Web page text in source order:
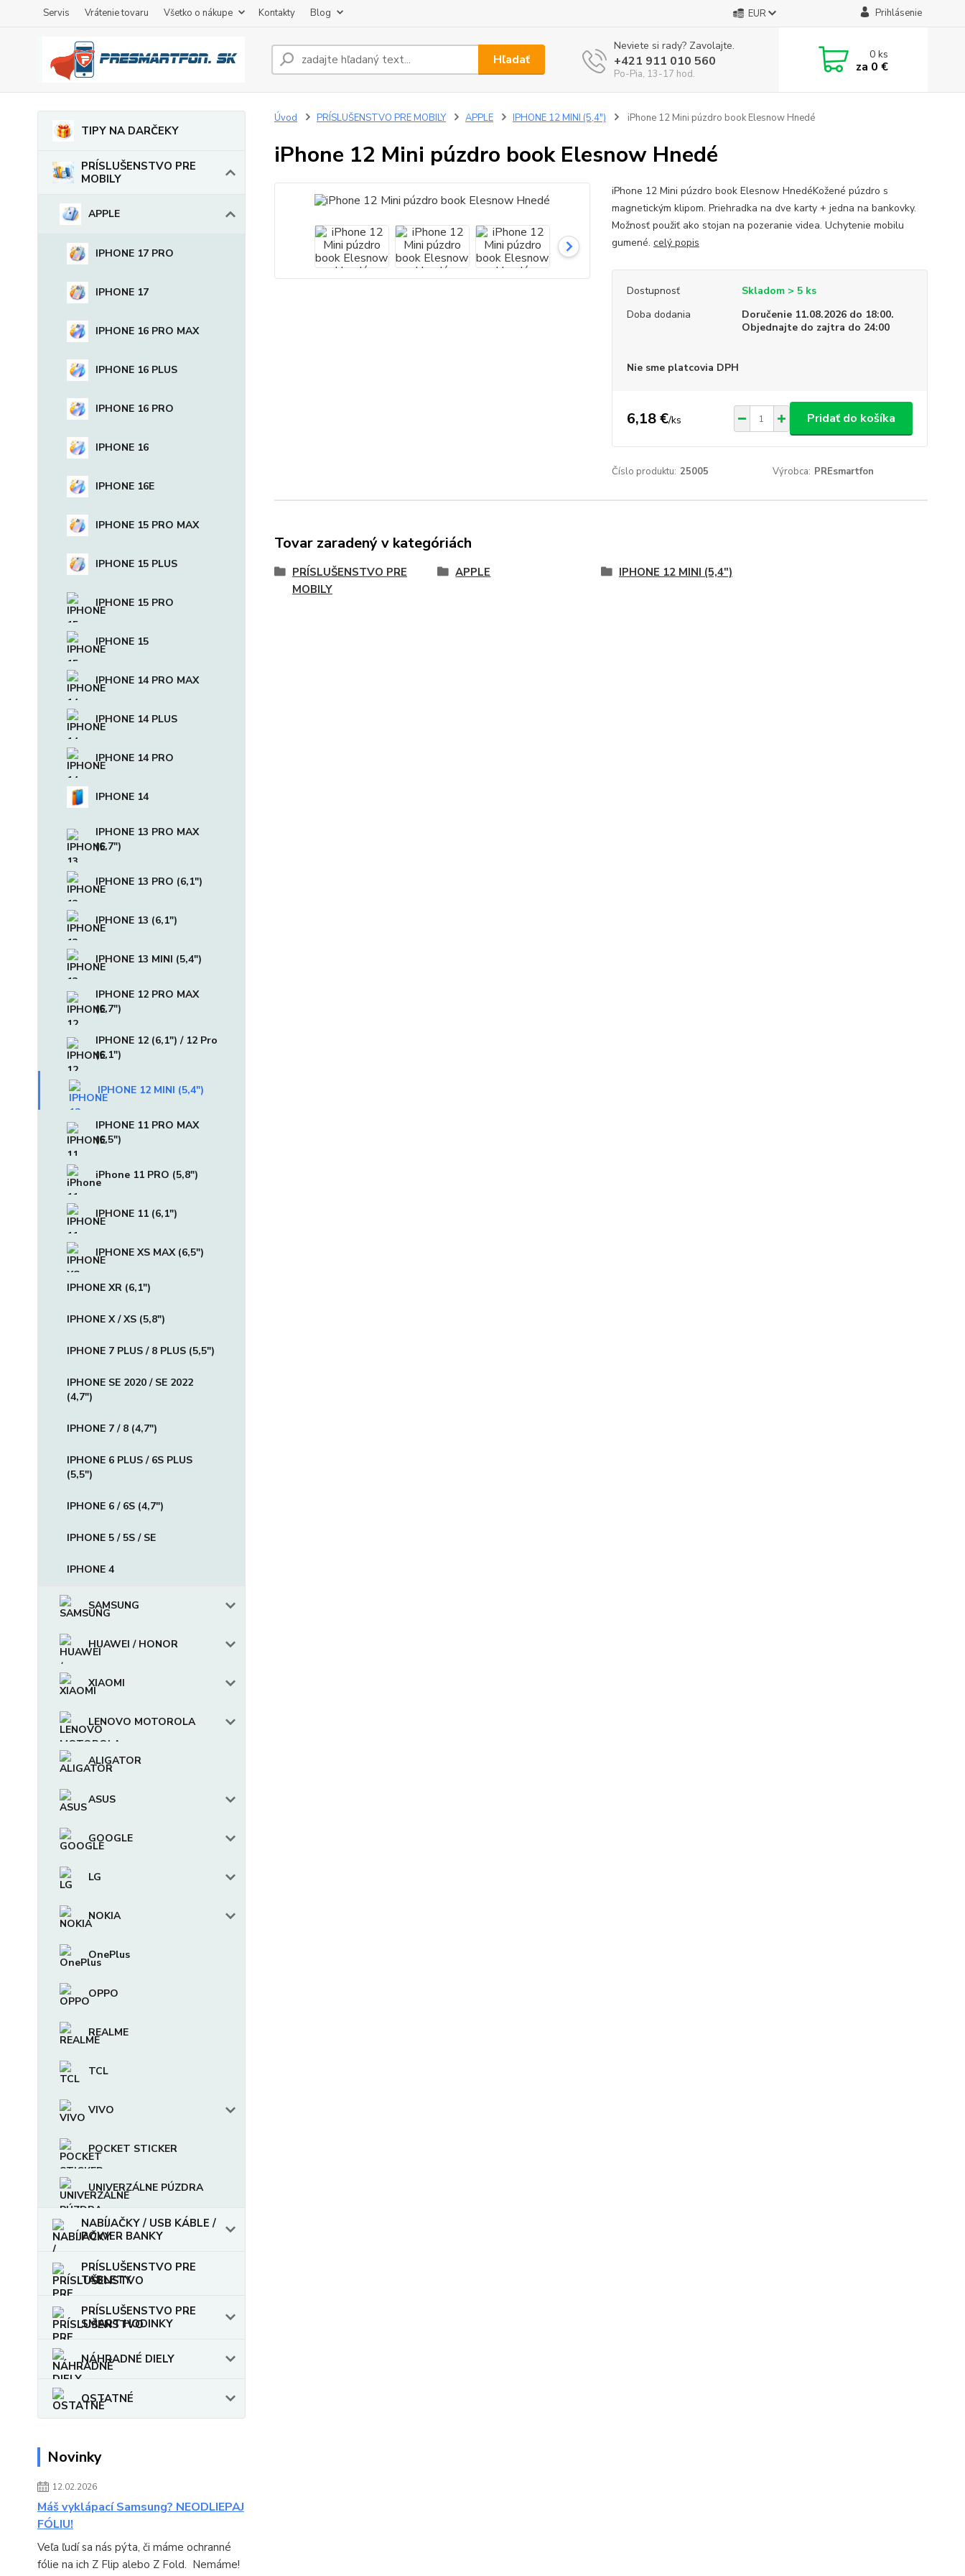
Servis Vrátenie tovaru Všetko o nákupe Kontakty Blog EUR Prihlásenie
Hľadať
Neviete si rady? Zavolajte.
+421 911 010 560
Po-Pia, 13-17 hod.
0ks
za 0 €
TIPY NA DARČEKY
PRÍSLUŠENSTVO PRE
MOBILY
APPLE
IPHONE 17 PRO
IPHONE 17
IPHONE 16 PRO MAX
IPHONE 16 PLUS
IPHONE 16 PRO
IPHONE 16
IPHONE 16E
IPHONE 15 PRO MAX
IPHONE 15 PLUS
IPHONE 15 PRO
IPHONE 15
IPHONE 14 PRO MAX
IPHONE 14 PLUS
IPHONE 14 PRO
IPHONE 14
IPHONE 13 PRO MAX
(6,7")
IPHONE 13 PRO (6,1")
IPHONE 13 (6,1")
IPHONE 13 MINI (5,4")
IPHONE 12 PRO MAX
(6,7")
IPHONE 12 (6,1") / 12 Pro
(6,1")
IPHONE 12 MINI (5,4")
IPHONE 11 PRO MAX
(6,5")
iPhone 11 PRO (5,8")
IPHONE 11 (6,1")
IPHONE XS MAX (6,5")
IPHONE XR (6,1")
IPHONE X / XS (5,8")
IPHONE 7 PLUS / 8 PLUS (5,5")
IPHONE SE 2020 / SE 2022
(4,7")
IPHONE 7 / 8 (4,7")
IPHONE 6 PLUS / 6S PLUS
(5,5")
IPHONE 6 / 6S (4,7")
IPHONE 5 / 5S / SE
IPHONE 4
SAMSUNG
HUAWEI / HONOR
XIAOMI
LENOVO MOTOROLA
ALIGATOR
ASUS
GOOGLE
LG
NOKIA
OnePlus
OPPO
REALME
TCL
VIVO
POCKET STICKER
UNIVERZÁLNE PÚZDRA
NABÍJAČKY / USB KÁBLE /
POWER BANKY
PRÍSLUŠENSTVO PRE
TABLETY
PRÍSLUŠENSTVO PRE
SMART HODINKY
NÁHRADNÉ DIELY
OSTATNÉ
Novinky
12.02.2026
Máš vyklápací Samsung? NEODLIEPAJ
FÓLIU!
Veľa ľudí sa nás pýta, či máme ochranné
fólie na ich Z Flip alebo Z Fold. Nemáme!
Úvod PRÍSLUŠENSTVO PRE MOBILY APPLE IPHONE 12 MINI (5,4") iPhone 12 Mini púzdro book Elesnow Hnedé
iPhone 12 Mini púzdro book Elesnow Hnedé
iPhone 12 Mini púzdro book Elesnow HnedéKožené púzdro s
magnetickým klipom. Priehradka na dve karty + jedna na bankovky.
Možnosť použiť ako stojan na pozeranie videa. Uchytenie mobilu
gumené. celý popis
Dostupnosť
Skladom > 5 ks
Doba dodania
Doručenie 11.08.2026 do 18:00.
Objednajte do zajtra do 24:00
Nie sme platcovia DPH
6,18 €/ks Pridať do košíka
Číslo produktu: 25005 Výrobca: PREsmartfon
Tovar zaradený v kategóriách
PRÍSLUŠENSTVO PRE
MOBILY
APPLE IPHONE 12 MINI (5,4")